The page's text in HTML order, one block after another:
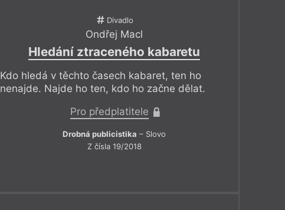
Divadlo
Ondřej Macl
Hledání ztraceného kabaretu
Kdo hledá v těchto časech kabaret, ten ho
nenajde. Najde ho ten, kdo ho začne dělat.
Pro předplatitele
Drobná publicistika – Slovo
Z čísla 19/2018